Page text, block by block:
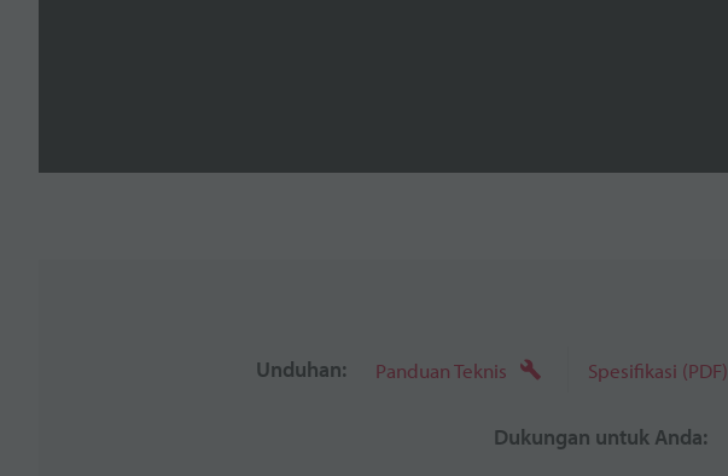
Unduhan: Panduan Teknis Spesifikasi (PDF)
Dukungan untuk Anda: